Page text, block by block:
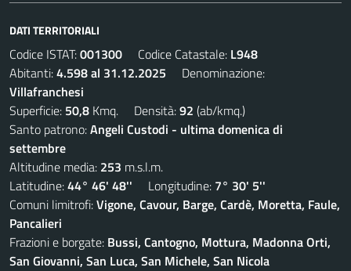
DATI TERRITORIALI
Codice ISTAT:001300 Codice Catastale: L948
Abitanti:4.598 al 31.12.2025 Denominazione:
Villafranchesi
Superficie: 50,8 Kmq. Densità:92 (ab/kmq.)
Santo patrono:Angeli Custodi - ultima domenica di
settembre
Altitudine media: 253 m.s.l.m.
Latitudine:44° 46' 48'' Longitudine: 7° 30' 5''
Comuni limitrofi:Vigone, Cavour, Barge, Cardè, Moretta, Faule,
Pancalieri
Frazioni e borgate: Bussi, Cantogno, Mottura, Madonna Orti,
San Giovanni, San Luca, San Michele, San Nicola